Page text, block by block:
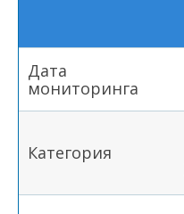
Дата
мониторинга
Категория